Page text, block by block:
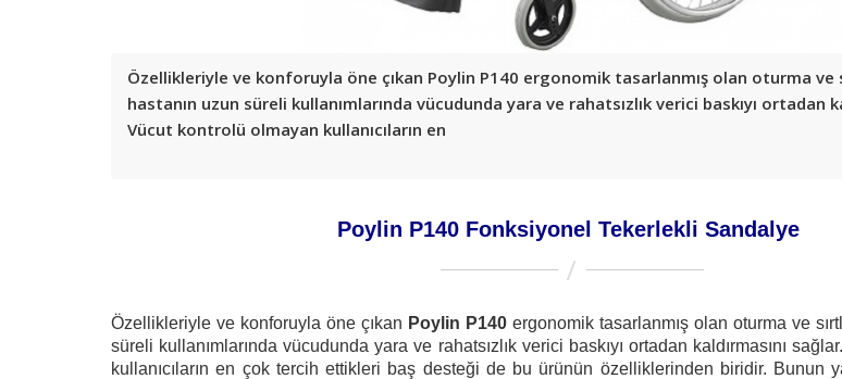
Özellikleriyle ve konforuyla öne çıkan Poylin P140 ergonomik tasarlanmış olan oturma ve
hastanın uzun süreli kullanımlarında vücudunda yara ve rahatsızlık verici baskıyı ortadan
Vücut kontrolü olmayan kullanıcıların en
Poylin P140 Fonksiyonel Tekerlekli Sandalye
Özellikleriyle ve konforuyla öne çıkan Poylin P140ergonomik tasarlanmış olan oturma ve
süreli kullanımlarında vücudunda yara ve rahatsızlık verici baskıyı ortadan kaldırmasını
kullanıcıların en çok tercih ettikleri baş desteği de bu ürünün özelliklerinden biridir. Bunun